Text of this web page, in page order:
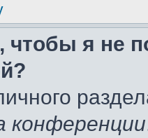
чтобы я не
конференции